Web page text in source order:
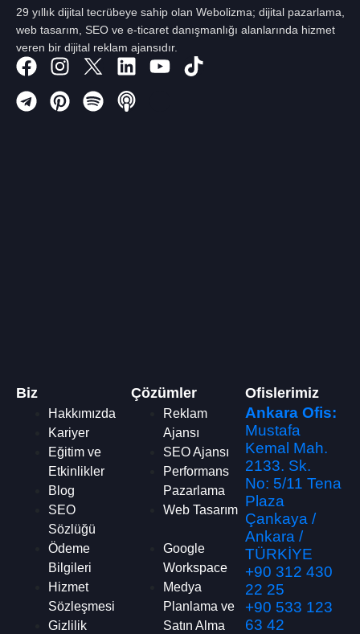
29 yıllık dijital tecrübeye sahip olan Webolizma; dijital pazarlama,
web tasarım, SEO ve e-ticaret danışmanlığı alanlarında hizmet
veren bir dijital reklam ajansıdır.
Biz
Hakkımızda
Kariyer
Eğitim ve
Etkinlikler
Blog
SEO
Sözlüğü
Ödeme
Bilgileri
Hizmet
Sözleşmesi
Gizlilik
Çözümler
Reklam
Ajansı
SEO Ajansı
Performans
Pazarlama
Web Tasarım
Google
Workspace
Medya
Planlama ve
Satın Alma
Ofislerimiz
Ankara Ofis:
Mustafa
Kemal Mah.
2133. Sk.
No: 5/11 Tena
Plaza
Çankaya /
Ankara /
TÜRKİYE
+90 312 430
22 25
+90 533 123
63 42